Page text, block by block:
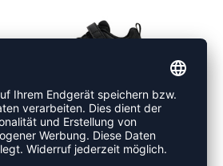
ACTUS TR BREATHER JR
UVP 44,95 € |34,95 €